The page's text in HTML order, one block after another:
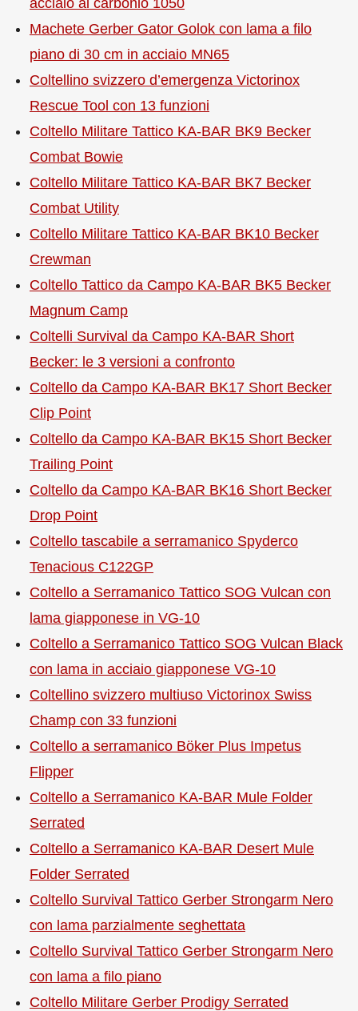
Machete Gerber Gator Golok con lama a filo
piano di 30 cm in acciaio MN65
Coltellino svizzero d’emergenza Victorinox
Rescue Tool con 13 funzioni
Coltello Militare Tattico KA-BAR BK9 Becker
Combat Bowie
Coltello Militare Tattico KA-BAR BK7 Becker
Combat Utility
Coltello Militare Tattico KA-BAR BK10 Becker
Crewman
Coltello Tattico da Campo KA-BAR BK5 Becker
Magnum Camp
Coltelli Survival da Campo KA-BAR Short
Becker: le 3 versioni a confronto
Coltello da Campo KA-BAR BK17 Short Becker
Clip Point
Coltello da Campo KA-BAR BK15 Short Becker
Trailing Point
Coltello da Campo KA-BAR BK16 Short Becker
Drop Point
Coltello tascabile a serramanico Spyderco
Tenacious C122GP
Coltello a Serramanico Tattico SOG Vulcan con
lama giapponese in VG-10
Coltello a Serramanico Tattico SOG Vulcan Black
con lama in acciaio giapponese VG-10
Coltellino svizzero multiuso Victorinox Swiss
Champ con 33 funzioni
Coltello a serramanico Böker Plus Impetus
Flipper
Coltello a Serramanico KA-BAR Mule Folder
Serrated
Coltello a Serramanico KA-BAR Desert Mule
Folder Serrated
Coltello Survival Tattico Gerber Strongarm Nero
con lama parzialmente seghettata
Coltello Survival Tattico Gerber Strongarm Nero
con lama a filo piano
Coltello Militare Gerber Prodigy Serrated